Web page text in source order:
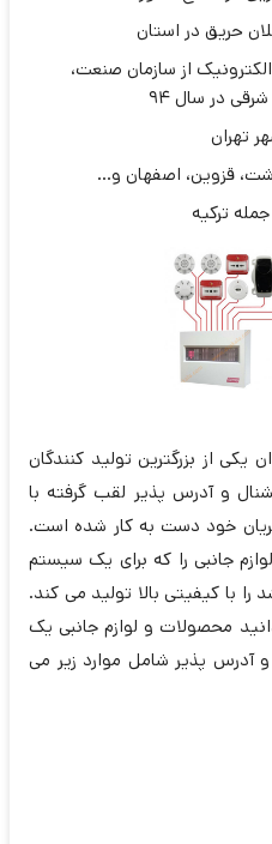
حریق در استان
از سازمان صنعت،
در سال ۹۴
تهران
قزوین، اصفهان و…
ترکیه
از بزرگترین تولید کنندگان
و آدرس پذیر لقب گرفته با
خود دست به کار شده است.
جانبی را که برای یک سیستم
را با کیفیتی بالا تولید می کند.
محصولات و لوازم جانبی یک
آدرس پذیر شامل موارد زیر می